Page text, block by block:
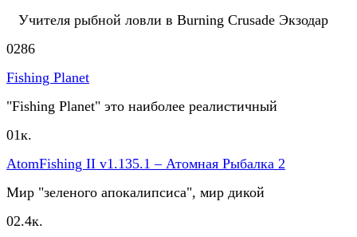
Учителя рыбной ловли в Burning Crusade Экзодар
0286
Fishing Planet
"Fishing Planet" это наиболее реалистичный
01к.
AtomFishing II v1.135.1 – Атомная Рыбалка 2
Мир "зеленого апокалипсиса", мир дикой
02.4к.